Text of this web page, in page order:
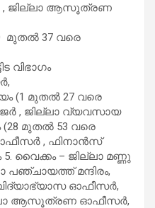
, ജില്ലാ ആസൂത്രണ
മുതല്‍ 37 വരെ
വിഭാഗം
(1 മുതല്‍ 27 വരെ
, ജില്ലാ വ്യവസായ
(28 മുതല്‍ 53 വരെ
, ഫിനാന്‍സ്
5. വൈക്കം – ജില്ലാ മണ്ണു
മന്ദിരം,
വിദ്യാഭ്യാസ ഓഫീസര്‍,
ആസൂത്രണ ഓഫീസര്‍,